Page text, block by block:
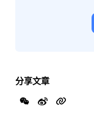
分享文章